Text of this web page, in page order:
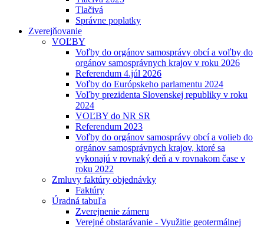
Tlačivá
Správne poplatky
Zverejňovanie
VOĽBY
Voľby do orgánov samosprávy obcí a voľby do
orgánov samosprávnych krajov v roku 2026
Referendum 4.júl 2026
Voľby do Európskeho parlamentu 2024
Voľby prezidenta Slovenskej republiky v roku
2024
VOĽBY do NR SR
Referendum 2023
Voľby do orgánov samosprávy obcí a volieb do
orgánov samosprávnych krajov, ktoré sa
vykonajú v rovnaký deň a v rovnakom čase v
roku 2022
Zmluvy faktúry objednávky
Faktúry
Úradná tabuľa
Zverejnenie zámeru
Verejné obstarávanie - Využitie geotermálnej